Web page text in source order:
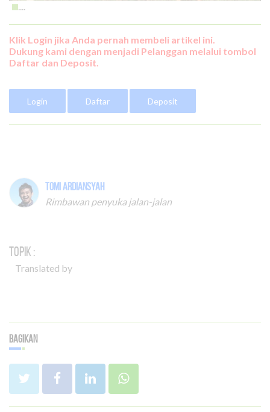
....
Klik Login jika Anda pernah membeli artikel ini.
Dukung kami dengan menjadi Pelanggan melalui tombol
Daftar dan Deposit.
Login Daftar Deposit
Tomi Ardiansyah
Rimbawan penyuka jalan-jalan
Topik :
Translated by
Bagikan